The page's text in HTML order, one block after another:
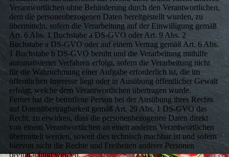
Verantwortlichen ohne Behinderung durch den Verantwortlichen,
dem die personenbezogenen Daten bereitgestellt wurden, zu
übermitteln, sofern die Verarbeitung auf der Einwilligung gemäß
Art. 6 Abs. 1 Buchstabe a DS-GVO oder Art. 9 Abs. 2
Buchstabe a DS-GVO oder auf einem Vertrag gemäß Art. 6 Abs.
1 Buchstabe b DS-GVO beruht und die Verarbeitung mithilfe
automatisierter Verfahren erfolgt, sofern die Verarbeitung nicht
für die Wahrnehmung einer Aufgabe erforderlich ist, die im
öffentlichen Interesse liegt oder in Ausübung öffentlicher Gewalt
erfolgt, welche dem Verantwortlichen übertragen wurde.
Ferner hat die betroffene Person bei der Ausübung ihres Rechts
auf Datenübertragbarkeit gemäß Art. 20 Abs. 1 DS-GVO das
Recht, zu erwirken, dass die personenbezogenen Daten direkt
von einem Verantwortlichen an einen anderen Verantwortlichen
übermittelt werden, soweit dies technisch machbar ist und sofern
hiervon nicht die Rechte und Freiheiten anderer Personen
beeinträchtigt werden.